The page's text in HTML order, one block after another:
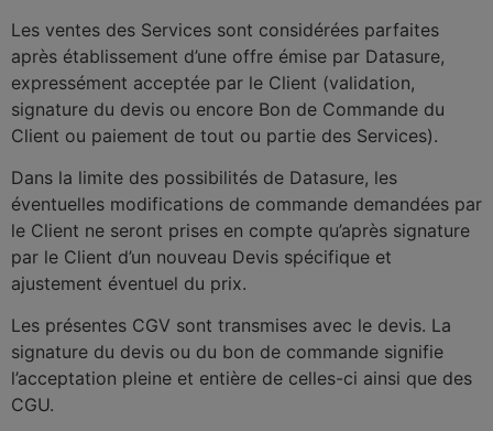
Les ventes des Services sont considérées parfaites
après établissement d’une offre émise par Datasure,
expressément acceptée par le Client (validation,
signature du devis ou encore Bon de Commande du
Client ou paiement de tout ou partie des Services).
Dans la limite des possibilités de Datasure, les
éventuelles modifications de commande demandées par
le Client ne seront prises en compte qu’après signature
par le Client d’un nouveau Devis spécifique et
ajustement éventuel du prix.
Les présentes CGV sont transmises avec le devis. La
signature du devis ou du bon de commande signifie
l’acceptation pleine et entière de celles-ci ainsi que des
CGU.